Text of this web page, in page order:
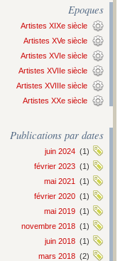
Epoques
Artistes XIXe siècle
Artistes XVe siècle
Artistes XVIe siècle
Artistes XVIIe siècle
Artistes XVIIIe siècle
Artistes XXe siècle
Publications par dates
juin 2024 (1)
février 2023 (1)
mai 2021
(1)
février 2020 (1)
mai 2019 (1)
novembre 2018 (1)
juin 2018 (1)
mars 2018 (2)